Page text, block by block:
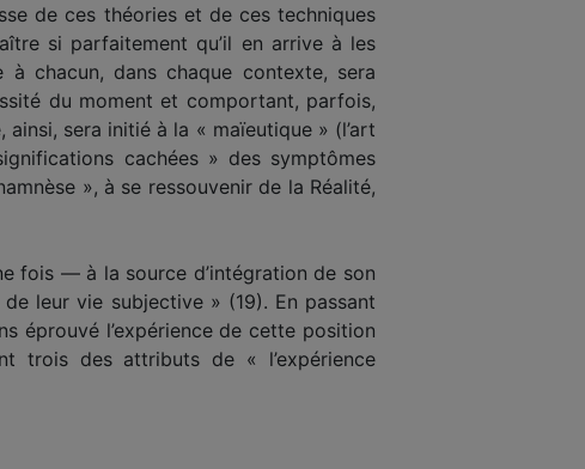
de ces théories et de ces techniques
si parfaitement qu’il en arrive à les
chacun, dans chaque contexte, sera
du moment et comportant, parfois,
sera initié à la « maïeutique » (l’art
cachées » des symptômes
», à se ressouvenir de la Réalité,
fois — à la source d’intégration de son
leur vie subjective » (19). En passant
éprouvé l’expérience de cette position
trois des attributs de « l’expérience